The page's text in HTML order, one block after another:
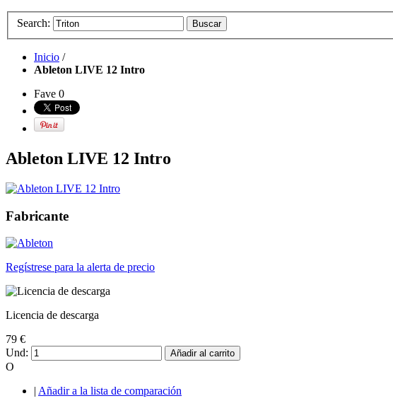
Search: Buscar
Inicio /
Ableton LIVE 12 Intro
Fave 0
Ableton LIVE 12 Intro
Fabricante
Regístrese para la alerta de precio
Licencia de descarga
79 €
Und:
Añadir al carrito
O
| Añadir a la lista de comparación